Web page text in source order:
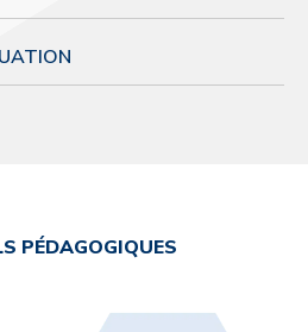
PÉDAGOGIQUES